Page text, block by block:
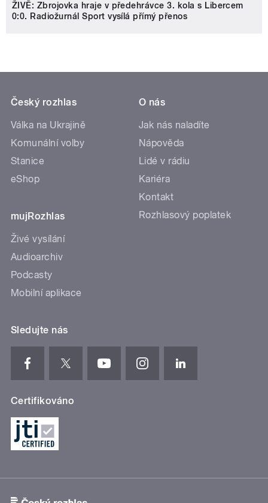
ŽIVĚ: Zbrojovka hraje v předehrávce 3. kola s Libercem
0:0. Radiožurnál Sport vysílá přímý přenos
Český rozhlas
Válka na Ukrajině
Komunální volby
Stanice
eShop
mujRozhlas
Živé vysílání
Audioarchiv
Podcasty
Mobilní aplikace
O nás
Jak nás naladíte
Nápověda
Lidé v rádiu
Kariéra
Kontakt
Rozhlasový poplatek
Sledujte nás
Certifikováno